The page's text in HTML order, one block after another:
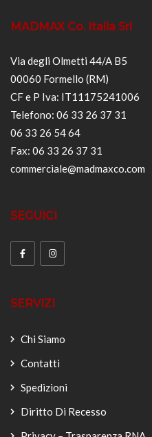
MADMAX Co. Italia Srl
Via degli Olmetti 44/A B5
00060 Formello (RM)
CF e P Iva: IT11175241006
Telefono: 06 33 26 37 31
06 33 26 54 64
Fax: 06 33 26 37 31
commerciale@madmaxco.com
SEGUICI
SERVIZI
Chi Siamo
Contatti
Spedizioni
Diritto Di Recesso